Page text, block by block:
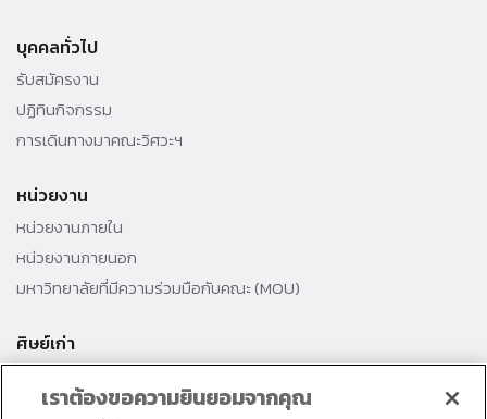
บุคคลทั่วไป
รับสมัครงาน
ปฏิทินกิจกรรม
การเดินทางมาคณะวิศวะฯ
หน่วยงาน
หน่วยงานภายใน
หน่วยงานภายนอก
มหาวิทยาลัยที่มีความร่วมมือกับคณะ (MOU)
ศิษย์เก่า
สำนักงานธรรมศาสตร์สัมพันธ์
เราต้องขอความยินยอมจากคุณ